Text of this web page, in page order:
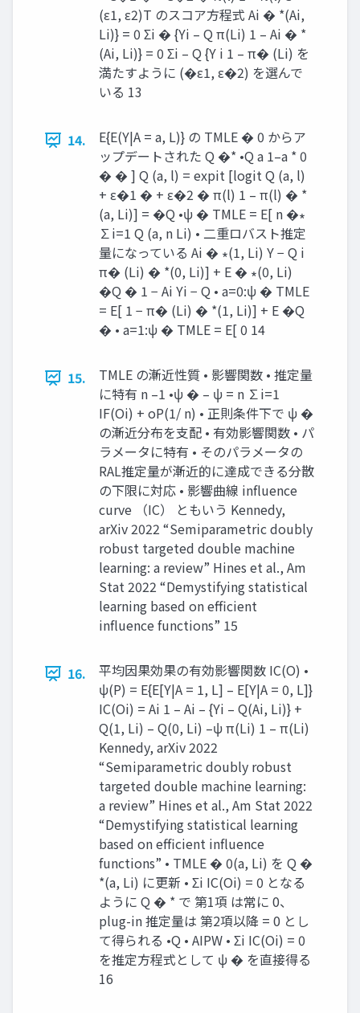
(ε1, ε2)T のスコア方程式 Ai � *(Ai,
Li)} = 0 Σi � {Yi – Q π(Li) 1 – Ai � *
(Ai, Li)} = 0 Σi – Q {Y i 1 – π� (Li) を
満たすように (�ε1, ε�2) を選んで
いる 13
14.
E{E(Y|A = a, L)} の TMLE � 0 からア
ップデートされた Q �* •Q a 1–a * 0
� � ] Q (a, l) = expit [logit Q (a, l)
+ ε�1 � + ε�2 � π(l) 1 – π(l) � *
(a, Li)] = �Q •ψ � TMLE = E[ n �∗
∑i=1 Q (a, n Li) • 二重ロバスト推定
量になっている Ai � ∗(1, Li) Y − Q i
π� (Li) � *(0, Li)] + E � ∗(0, Li)
�Q � 1 − Ai Yi − Q • a=0:ψ � TMLE
= E[ 1 − π� (Li) � *(1, Li)] + E �Q
� • a=1:ψ � TMLE = E[ 0 14
15.
TMLE の漸近性質 • 影響関数 • 推定量
に特有 n –1 •ψ � – ψ = n ∑i=1
IF(Oi) + oP(1/ n) • 正則条件下で ψ �
の漸近分布を支配 • 有効影響関数 • パ
ラメータに特有 • そのパラメータの
RAL推定量が漸近的に達成できる分散
の下限に対応 • 影響曲線 influence
curve （IC） ともいう Kennedy,
arXiv 2022 “Semiparametric doubly
robust targeted double machine
learning: a review” Hines et al., Am
Stat 2022 “Demystifying statistical
learning based on efficient
influence functions” 15
16.
平均因果効果の有効影響関数 IC(O) •
ψ(P) = E{E[Y|A = 1, L] – E[Y|A = 0, L]}
IC(Oi) = Ai 1 – Ai – {Yi – Q(Ai, Li)} +
Q(1, Li) – Q(0, Li) –ψ π(Li) 1 – π(Li)
Kennedy, arXiv 2022
“Semiparametric doubly robust
targeted double machine learning:
a review” Hines et al., Am Stat 2022
“Demystifying statistical learning
based on efficient influence
functions” • TMLE � 0(a, Li) を Q �
*(a, Li) に更新 • Σi IC(Oi) = 0 となる
ように Q � * で 第1項 は常に 0、
plug-in 推定量は 第2項以降 = 0 とし
て得られる •Q • AIPW • Σi IC(Oi) = 0
を推定方程式として ψ � を直接得る
16